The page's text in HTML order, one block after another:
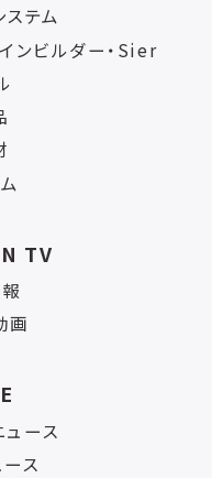
ステム
ンビルダー・Sier
TV
画
ース
ス